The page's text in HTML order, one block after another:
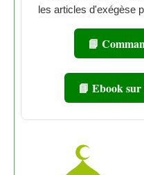
les articles d'exégèse
📘
📘 Ebook